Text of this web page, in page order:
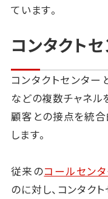
ています。
コンタクト
コンタクトセンター
などの複数チャネル
顧客との接点を統
します。
従来のコールセン
のに対し、コンタク